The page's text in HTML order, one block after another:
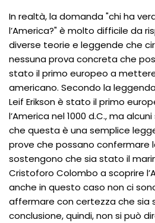
In realtà, la domanda "chi ha
l’America?" è molto difficile da
diverse teorie e leggende che
nessuna prova concreta che
stato il primo europeo a
americano. Secondo la
Leif Erikson è stato il primo
l’America nel 1000 d.C., ma
che questa è una semplice
prove che possano confermare
sostengono che sia stato il
Cristoforo Colombo a scoprire
anche in questo caso non ci
affermare con certezza che sia
conclusione, quindi, non si può